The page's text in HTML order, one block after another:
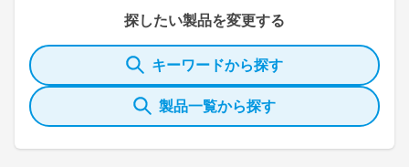
探したい製品を変更する
キーワードから探す
製品一覧から探す